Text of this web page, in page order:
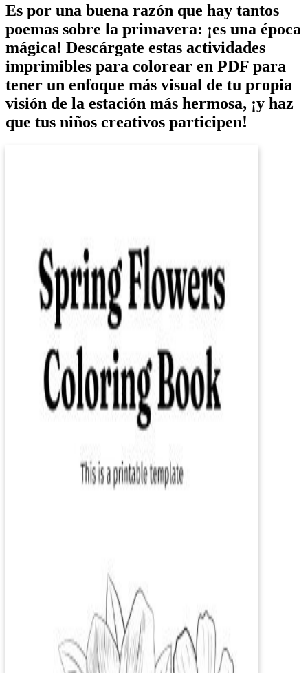
Es por una buena razón que hay tantos
poemas sobre la primavera: ¡es una época
mágica! Descárgate estas actividades
imprimibles para colorear en PDF para
tener un enfoque más visual de tu propia
visión de la estación más hermosa, ¡y haz
que tus niños creativos participen!